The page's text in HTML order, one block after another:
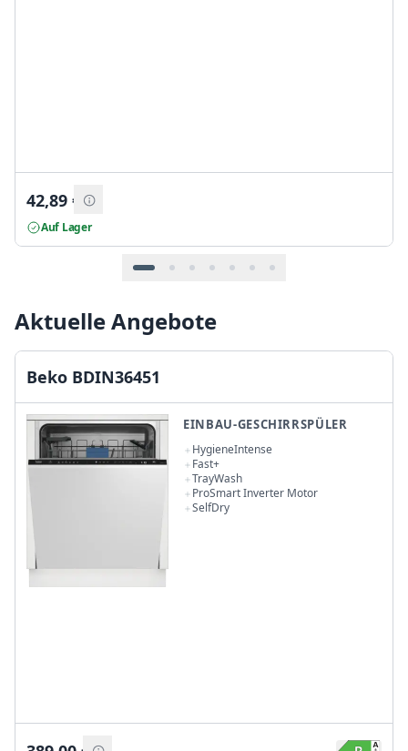
42,89 €
Auf Lager
Aktuelle Angebote
Beko BDIN36451
EINBAU-GESCHIRRSPÜLER
HygieneIntense
Fast+
TrayWash
ProSmart Inverter Motor
SelfDry